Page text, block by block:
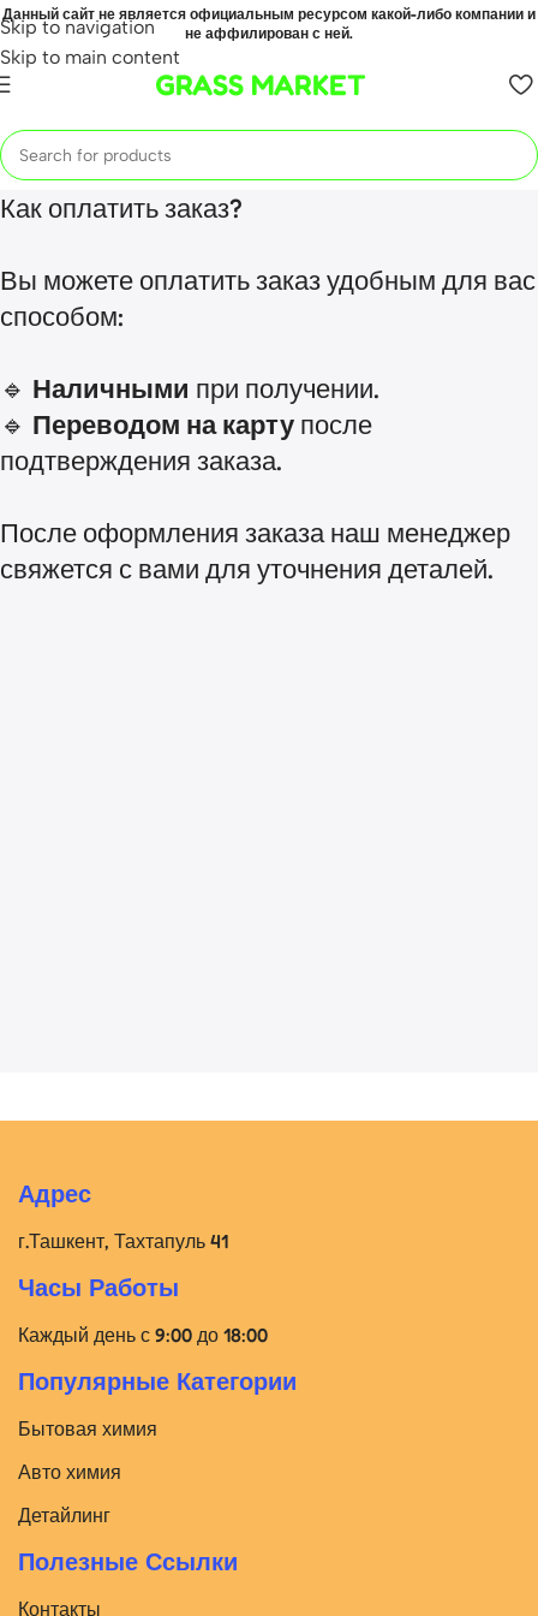
Skip to navigation
Skip to main content
Данный сайт не является официальным ресурсом какой-либо компании и
не аффилирован с ней.
GRASS MARKET
Как оплатить заказ?
Вы можете оплатить заказ удобным для вас
способом:
🔹 Наличными при получении.
🔹 Переводом на карту после
подтверждения заказа.
После оформления заказа наш менеджер
свяжется с вами для уточнения деталей.
Адрес
г.Ташкент, Тахтапуль 41
Часы Работы
Каждый день с 9:00 до 18:00
Популярные Категории
Бытовая химия
Авто химия
Детайлинг
Полезные Ссылки
Контакты